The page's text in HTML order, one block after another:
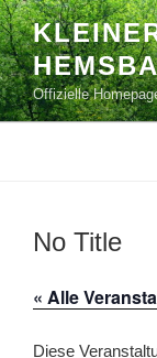
Zum
Inhalt
springen
Offizielle
No Title
« Alle
Diese